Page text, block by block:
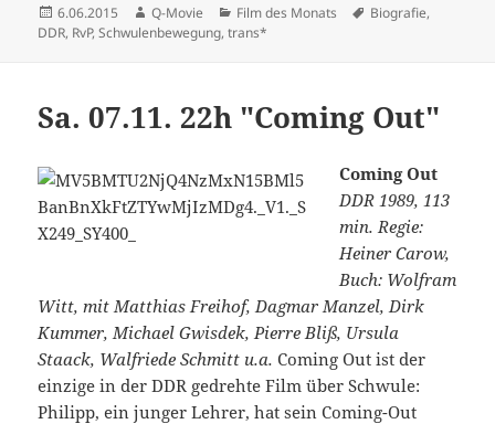
Veröffentlicht
am
6.06.2015 Autor
Q-Movie Kategorien
Film des Monats Schlagwörter
Biografie,
DDR, RvP,Schwulenbewegung,trans*
Sa. 07.11. 22h "Coming Out"
Coming Out
DDR 1989, 113
min. Regie:
Heiner Carow,
Buch: Wolfram
Witt, mit Matthias Freihof, Dagmar Manzel, Dirk
Kummer, Michael Gwisdek, Pierre Bliß, Ursula
Staack, Walfriede Schmitt u.a. Coming Out ist der
einzige in der DDR gedrehte Film über Schwule:
Philipp, ein junger Lehrer, hat sein Coming-Out